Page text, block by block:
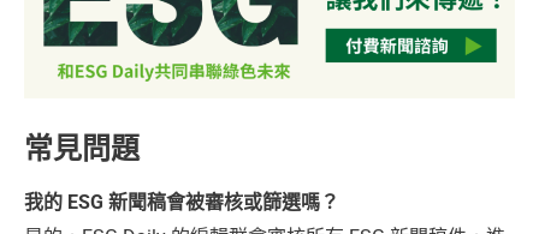
常見問題
我的 ESG 新聞稿會被審核或篩選嗎？